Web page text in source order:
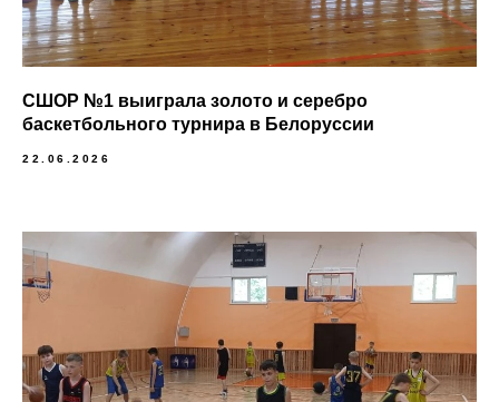
СШОР №1 выиграла золото и серебро
баскетбольного турнира в Белоруссии
22.06.2026